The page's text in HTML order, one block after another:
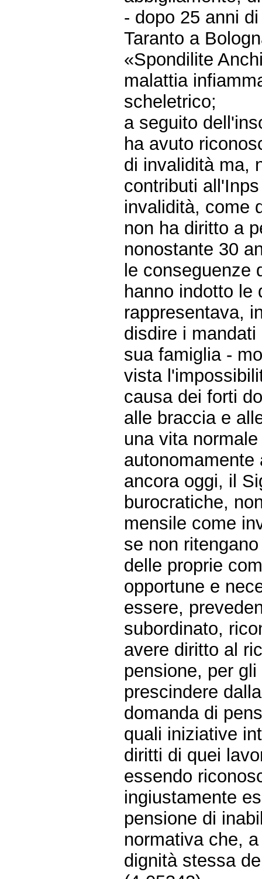
- dopo 25 anni
Taranto a
«Spondilite
malattia
scheletrico;
a seguito
ha avuto
di invalidità ma,
contributi
invalidità, come
non ha diritto a
nonostante 30
le conseguenze
hanno indotto le
rappresentava,
disdire i
sua famiglia -
vista
causa dei forti
alle braccia e
una vita
autonomamente
ancora oggi, il
burocratiche,
mensile come
se non
delle proprie
opportune e
essere,
subordinato,
avere diritto al
pensione, per
prescindere
domanda di
quali iniziative
diritti di quei
essendo
ingiustamente
pensione di
normativa che,
dignità stessa